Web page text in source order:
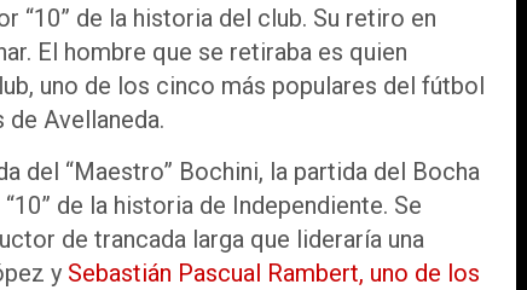
“10” de la historia del club. Su retiro en
El hombre que se retiraba es quien
uno de los cinco más populares del fútbol
de Avellaneda.
del “Maestro” Bochini, la partida del Bocha
de la historia de Independiente. Se
de trancada larga que lideraría una
y Sebastián Pascual Rambert, uno de los